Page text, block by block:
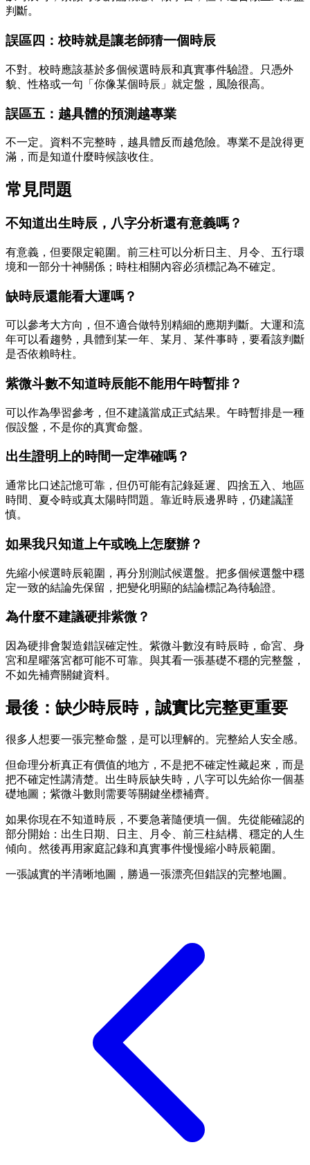
判斷。
誤區四：校時就是讓老師猜一個時辰
不對。校時應該基於多個候選時辰和真實事件驗證。只憑外
貌、性格或一句「你像某個時辰」就定盤，風險很高。
誤區五：越具體的預測越專業
不一定。資料不完整時，越具體反而越危險。專業不是說得更
滿，而是知道什麼時候該收住。
常見問題
不知道出生時辰，八字分析還有意義嗎？
有意義，但要限定範圍。前三柱可以分析日主、月令、五行環
境和一部分十神關係；時柱相關內容必須標記為不確定。
缺時辰還能看大運嗎？
可以參考大方向，但不適合做特別精細的應期判斷。大運和流
年可以看趨勢，具體到某一年、某月、某件事時，要看該判斷
是否依賴時柱。
紫微斗數不知道時辰能不能用午時暫排？
可以作為學習參考，但不建議當成正式結果。午時暫排是一種
假設盤，不是你的真實命盤。
出生證明上的時間一定準確嗎？
通常比口述記憶可靠，但仍可能有記錄延遲、四捨五入、地區
時間、夏令時或真太陽時問題。靠近時辰邊界時，仍建議謹
慎。
如果我只知道上午或晚上怎麼辦？
先縮小候選時辰範圍，再分別測試候選盤。把多個候選盤中穩
定一致的結論先保留，把變化明顯的結論標記為待驗證。
為什麼不建議硬排紫微？
因為硬排會製造錯誤確定性。紫微斗數沒有時辰時，命宮、身
宮和星曜落宮都可能不可靠。與其看一張基礎不穩的完整盤，
不如先補齊關鍵資料。
最後：缺少時辰時，誠實比完整更重要
很多人想要一張完整命盤，是可以理解的。完整給人安全感。
但命理分析真正有價值的地方，不是把不確定性藏起來，而是
把不確定性講清楚。出生時辰缺失時，八字可以先給你一個基
礎地圖；紫微斗數則需要等關鍵坐標補齊。
如果你現在不知道時辰，不要急著隨便填一個。先從能確認的
部分開始：出生日期、日主、月令、前三柱結構、穩定的人生
傾向。然後再用家庭記錄和真實事件慢慢縮小時辰範圍。
一張誠實的半清晰地圖，勝過一張漂亮但錯誤的完整地圖。